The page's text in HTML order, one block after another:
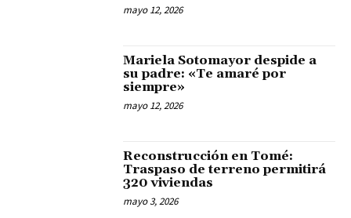
mayo 12, 2026
Mariela Sotomayor despide a
su padre: «Te amaré por
siempre»
mayo 12, 2026
Reconstrucción en Tomé:
Traspaso de terreno permitirá
320 viviendas
mayo 3, 2026